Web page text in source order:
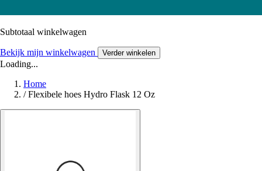
Subtotaal winkelwagen
Bekijk mijn winkelwagen Verder winkelen
Loading...
Home
/ Flexibele hoes Hydro Flask 12 Oz